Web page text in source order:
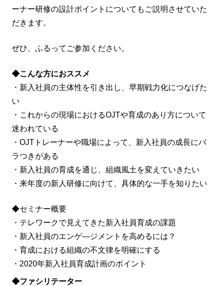
ーナー研修の設計ポイントについてもご説明させていた
だきます。
ぜひ、ふるってご参加ください。
◆こんな方におススメ
・新入社員の主体性を引き出し、早期戦力化につなげた
い
・これからの現場におけるOJTや育成のあり方について
迷われている
・OJTトレーナーや職場によって、新入社員の成長にバ
ラつきがある
・新入社員の育成を通じ、組織風土を変えていきたい
・来年度の新人研修に向けて、具体的な一手を知りたい
◆セミナー概要
・テレワークで見えてきた新入社員育成の課題
・新入社員のエンゲ―ジメントを高めるには？
・育成における組織の不文律を明確にする
・2020年新入社員育成計画のポイント
◆ファシリテーター